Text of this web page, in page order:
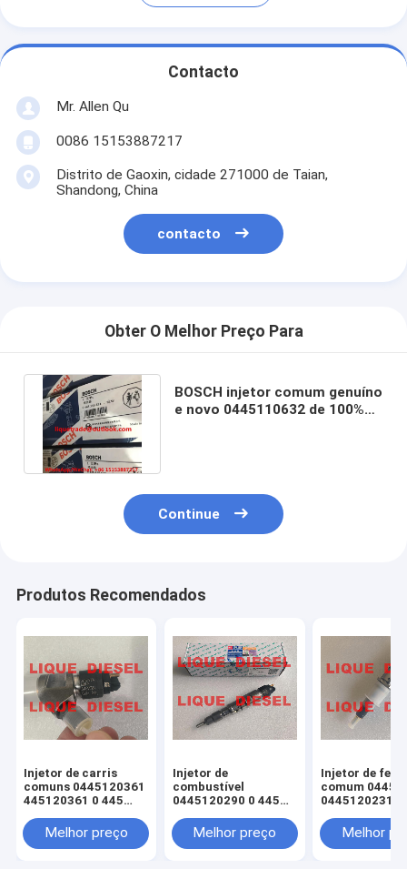
Contacto
Mr. Allen Qu
0086 15153887217
Distrito de Gaoxin, cidade 271000 de Taian,
Shandong, China
contacto
Obter O Melhor Preço Para
BOSCH injetor comum genuíno
e novo 0445110632 de 100%
Continue
Produtos Recomendados
Injetor de carris
comuns 0445120361
445120361 0 445
Melhor preço
Injetor de
combustível
0445120290 0 445
1112100A-A38
L47001112100AA38
Melhor preço
Injetor de
comum
0445120231 0
231 para
3976372
Melhor